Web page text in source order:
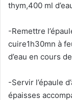
thym,400 ml
-Remettre
cuire1h30mn à
d’eau en cours
-Servir l’épaule
épaisses